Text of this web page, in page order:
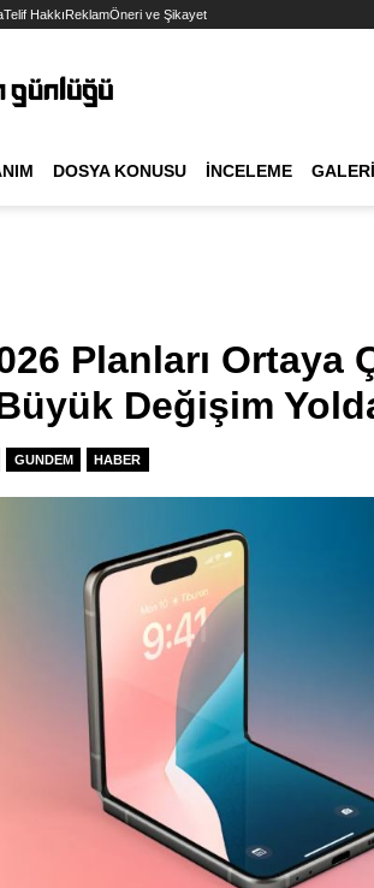
Telif HakkıReklamÖneri ve Şikayet
DOSYA KONUSU İNCELEME GALERI
Planları Ortaya
Değişim
GUNDEM HABER